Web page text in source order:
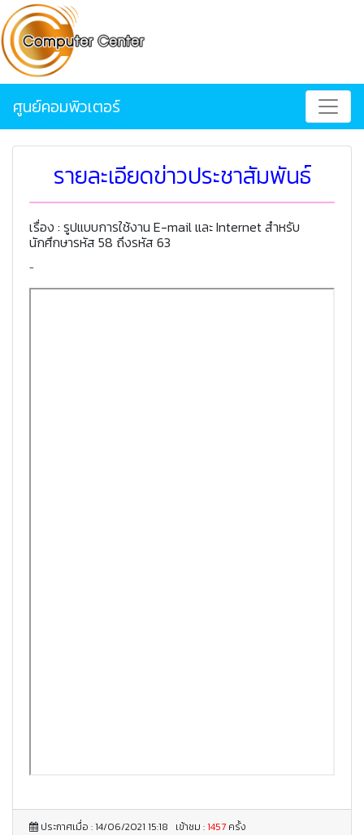
ศูนย์คอมพิวเตอร์
รายละเอียดข่าวประชาสัมพันธ์
เรื่อง : รูปแบบการใช้งาน E-mail และ Internet สำหรับ
นักศึกษารหัส 58 ถึงรหัส 63
-
ประกาศเมื่อ : 14/06/2021 15:18 เข้าชม :1457 ครั้ง